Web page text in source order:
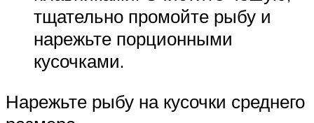
тщательно промойте рыбу и
нарежьте порционными
кусочками.
Нарежьте рыбу на кусочки среднего